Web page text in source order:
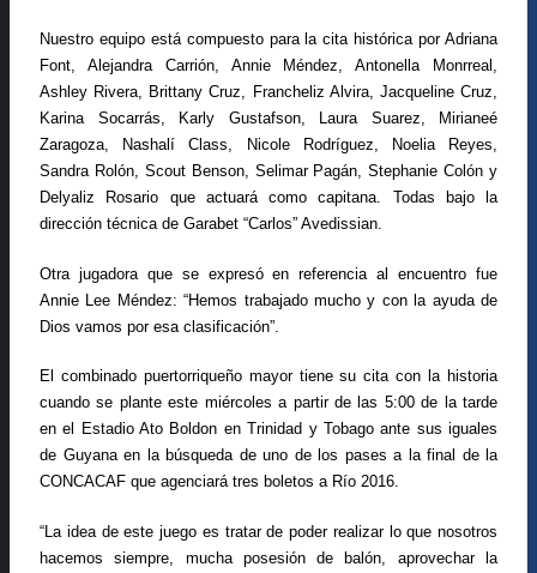
Nuestro equipo está compuesto para la cita histórica por Adriana
Font, Alejandra Carrión, Annie Méndez, Antonella Monrreal,
Ashley Rivera, Brittany Cruz, Francheliz Alvira, Jacqueline Cruz,
Karina Socarrás, Karly Gustafson, Laura Suarez, Mirianeé
Zaragoza, Nashalí Class, Nicole Rodríguez, Noelia Reyes,
Sandra Rolón, Scout Benson, Selimar Pagán, Stephanie Colón y
Delyaliz Rosario que actuará como capitana. Todas bajo la
dirección técnica de Garabet “Carlos” Avedissian.
Otra jugadora que se expresó en referencia al encuentro fue
Annie Lee Méndez: “Hemos trabajado mucho y con la ayuda de
Dios vamos por esa clasificación”.
El combinado puertorriqueño mayor tiene su cita con la historia
cuando se plante este miércoles a partir de las 5:00 de la tarde
en el Estadio Ato Boldon en Trinidad y Tobago ante sus iguales
de Guyana en la búsqueda de uno de los pases a la final de la
CONCACAF que agenciará tres boletos a Río 2016.
“La idea de este juego es tratar de poder realizar lo que nosotros
hacemos siempre, mucha posesión de balón, aprovechar la